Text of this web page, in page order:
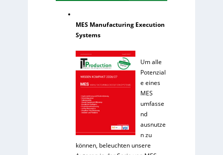
MES Manufacturing Execution
Systems
Um alle
Potenzial
e eines
MES
umfasse
nd
ausnutze
n zu
können, beleuchten unsere